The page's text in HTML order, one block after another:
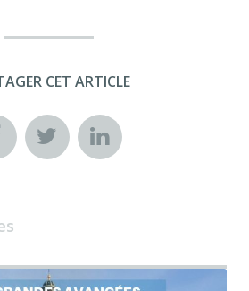
CET ARTICLE